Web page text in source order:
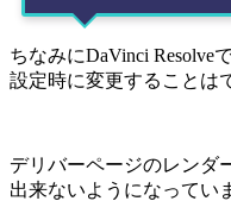
ちなみにDaVinci Resolve
設定時に変更することは
デリバーページのレンダ
出来ないようになってい